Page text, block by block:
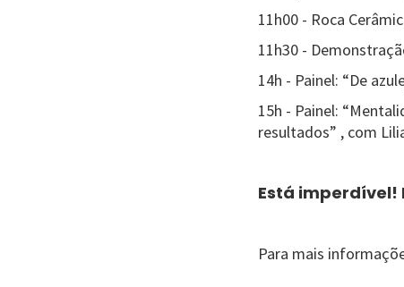
11h00 - Roca
11h30 -
14h - Painel: “De
15h - Painel:
resultados” , com
Está imperdível!
Para mais